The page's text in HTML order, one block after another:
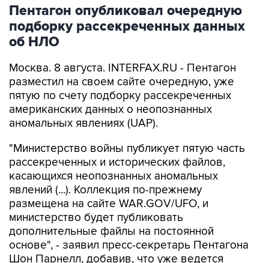
Пентагон опубликовал очередную
подборку рассекреченных данных
об НЛО
Москва. 8 августа. INTERFAX.RU - Пентагон
разместил на своем сайте очередную, уже
пятую по счету подборку рассекреченных
американских данных о неопознанных
аномальных явлениях (UAP).
"Министерство войны публикует пятую часть
рассекреченных и исторических файлов,
касающихся неопознанных аномальных
явлений (...). Коллекция по-прежнему
размещена на сайте WAR.GOV/UFO, и
министерство будет публиковать
дополнительные файлы на постоянной
основе", - заявил пресс-секретарь Пентагона
Шон Парнелл, добавив, что уже ведется